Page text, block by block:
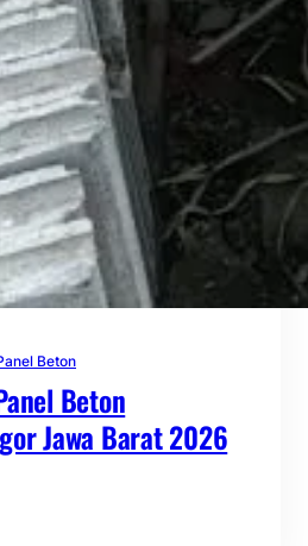
Beton
Beton
Jawa Barat 2026